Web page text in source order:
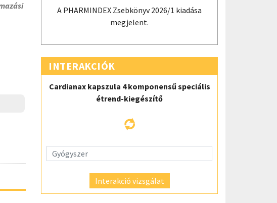
A PHARMINDEX Zsebkönyv 2026/1 kiadása
megjelent.
INTERAKCIÓK
Cardianax kapszula 4 komponensű speciális
étrend-kiegészítő
Interakció vizsgálat